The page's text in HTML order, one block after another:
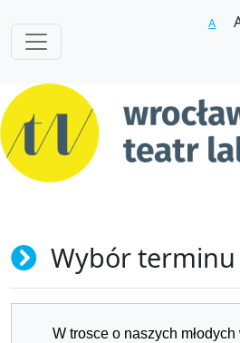
A
Wybór terminu
W trosce o naszych